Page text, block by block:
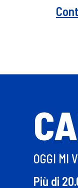
OGGI MI
Più di